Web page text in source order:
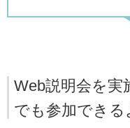
Web説明会を実
でも参加できる